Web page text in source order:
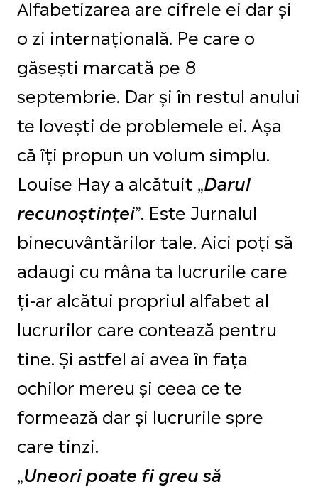
Alfabetizarea are cifrele ei dar și
o zi internațională. Pe care o
găsești marcată pe 8
septembrie. Dar și în restul anului
te lovești de problemele ei. Așa
că îți propun un volum simplu.
Louise Hay a alcătuit „Darul
recunoștinței”. Este Jurnalul
binecuvântărilor tale. Aici poți să
adaugi cu mâna ta lucrurile care
ți-ar alcătui propriul alfabet al
lucrurilor care contează pentru
tine. Și astfel ai avea în fața
ochilor mereu și ceea ce te
formează dar și lucrurile spre
care tinzi.
„Uneori poate fi greu să